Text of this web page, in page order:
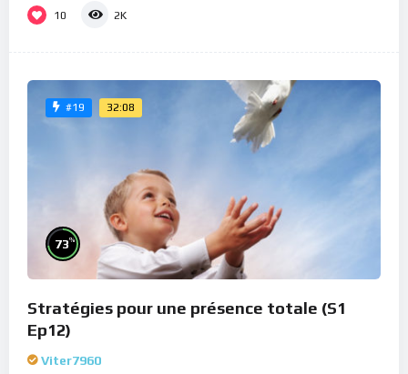
10 2K
#19 32:08
73%
Stratégies pour une présence totale (S1
Ep12)
Viter7960